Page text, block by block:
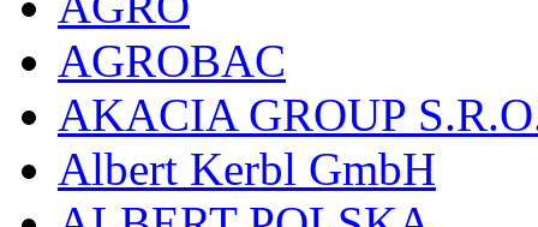
AGROBAC
AKACIA GROUP
Albert Kerbl GmbH